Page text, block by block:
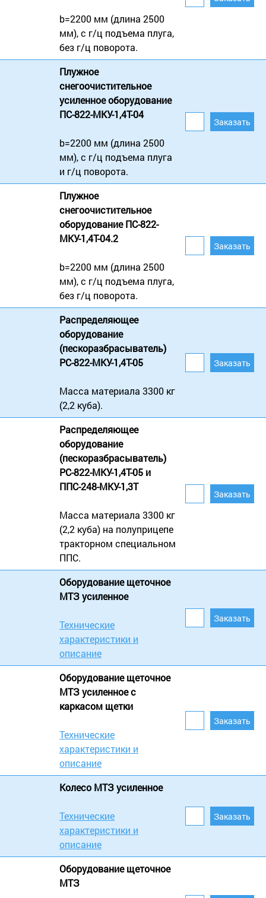
b=2200 мм (длина 2500
мм), с г/ц подъема плуга,
без г/ц поворота.
Плужное
снегоочистительное
усиленное оборудование
ПС-822-МКУ-1,4Т-04
b=2200 мм (длина 2500
мм), с г/ц подъема плуга
и г/ц поворота.
Плужное
снегоочистительное
оборудование ПС-822-
МКУ-1,4Т-04.2
b=2200 мм (длина 2500
мм), с г/ц подъема плуга,
без г/ц поворота.
Распределяющее
оборудование
(пескоразбрасыватель)
РС-822-МКУ-1,4Т-05
Масса материала 3300 кг
(2,2 куба).
Распределяющее
оборудование
(пескоразбрасыватель)
РС-822-МКУ-1,4Т-05 и
ППС-248-МКУ-1,3Т
Масса материала 3300 кг
(2,2 куба) на полуприцепе
тракторном специальном
ППС.
Оборудование щеточное
МТЗ усиленное
Технические
характеристики и
описание
Оборудование щеточное
МТЗ усиленное с
каркасом щетки
Технические
характеристики и
описание
Колесо МТЗ усиленное
Технические
характеристики и
описание
Оборудование щеточное
МТЗ